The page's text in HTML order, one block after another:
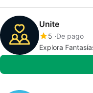
Unite
5 De pago
Explora